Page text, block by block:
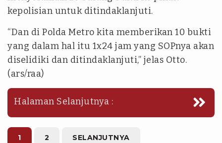
kepolisian untuk ditindaklanjuti.
“Dan di Polda Metro kita memberikan 10 bukti
yang dalam hal itu 1x24 jam yang SOPnya akan
diselidiki dan ditindaklanjuti,” jelas Otto.
(ars/raa)
Halaman Selanjutnya :
1 2 SELANJUTNYA